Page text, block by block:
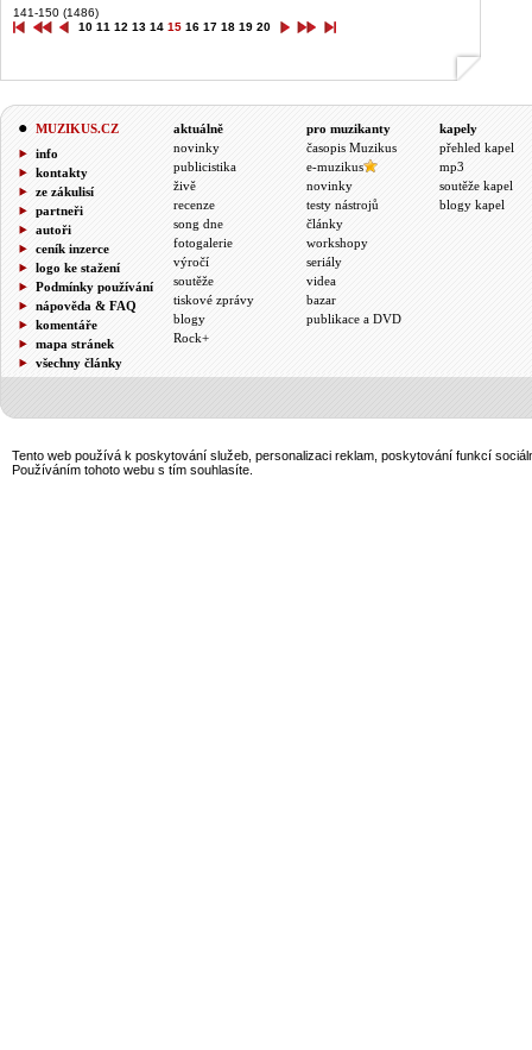
141-150 (1486)
10 11 12 13 14 15 16 17 18 19 20
MUZIKUS.CZ
info
kontakty
ze zákulisí
partneři
autoři
ceník inzerce
logo ke stažení
Podmínky používání
nápověda & FAQ
komentáře
mapa stránek
všechny články
aktuálně
novinky
publicistika
živě
recenze
song dne
fotogalerie
výročí
soutěže
tiskové zprávy
blogy
Rock+
pro muzikanty
časopis Muzikus
e-muzikus
novinky
testy nástrojů
články
workshopy
seriály
videa
bazar
publikace a DVD
kapely
přehled kapel
mp3
soutěže kapel
blogy kapel
Tento web používá k poskytování služeb, personalizaci reklam, poskytování funkcí
Používáním tohoto webu s tím souhlasíte.